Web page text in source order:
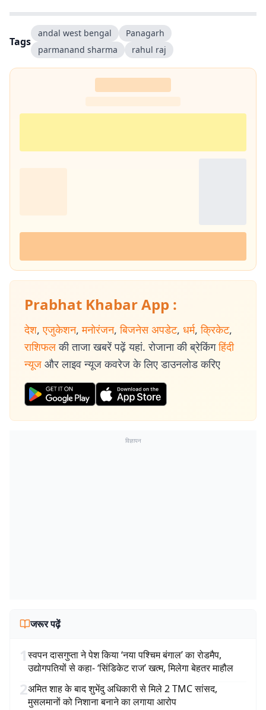
Tags
andal west bengal
Panagarh
parmanand sharma
rahul raj
Prabhat Khabar App :
देश, एजुकेशन, मनोरंजन, बिजनेस अपडेट, धर्म, क्रिकेट,
राशिफल की ताजा खबरें पढ़ें यहां. रोजाना की ब्रेकिंग हिंदी
न्यूज और लाइव न्यूज कवरेज के लिए डाउनलोड करिए
विज्ञापन
जरूर पढ़ें
1स्वपन दासगुप्ता ने पेश किया ‘नया पश्चिम बंगाल’ का रोडमैप,
उद्योगपतियों से कहा- ‘सिंडिकेट राज’ खत्म, मिलेगा बेहतर माहौल
2अमित शाह के बाद शुभेंदु अधिकारी से मिले 2 TMC सांसद,
मुसलमानों को निशाना बनाने का लगाया आरोप